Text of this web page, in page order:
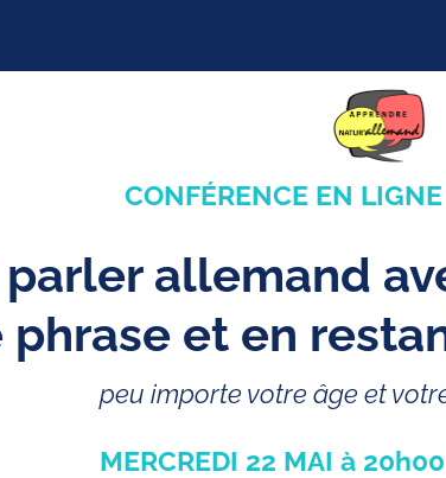
CONFÉRENCE EN
allemand
phrase et en
peu importe votre âge et
MERCREDI 22 MAI à